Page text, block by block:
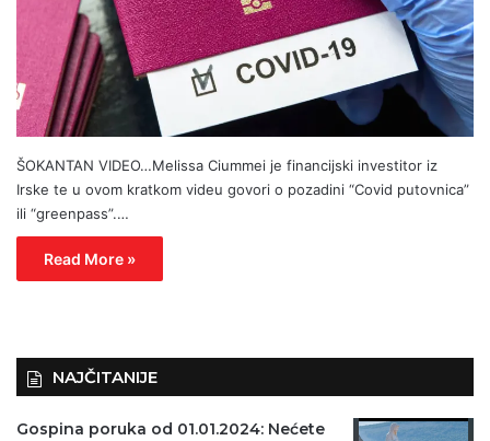
ŠOKANTAN VIDEO…Melissa Ciummei je financijski investitor iz
Irske te u ovom kratkom videu govori o pozadini “Covid putovnica”
ili “greenpass”.…
Read More »
NAJČITANIJE
Gospina poruka od 01.01.2024: Nećete